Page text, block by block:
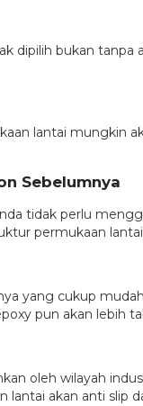
dipilih bukan
lantai mungkin
Sebelumnya
tidak perlu
permukaan
yang cukup
pun akan lebih
oleh wilayah
lantai akan anti slip